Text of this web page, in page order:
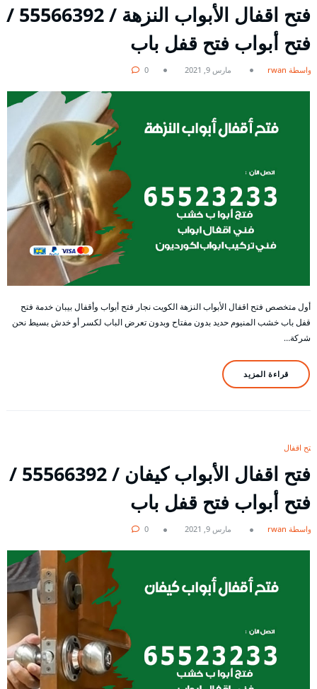
فتح اقفال الأبواب النزهة / 55566392 /
فتح أبواب فتح قفل باب
بواسطة rwan مارس 9, 2021 0
أول متخصص فتح اقفال الأبواب النزهة الكويت نجار فتح أبواب وأقفال بيبان خدمة فتح
قفل باب خشب المنيوم حديد بدون مفتاح وبدون تعرض الباب لكسر أو خدش بسيط نحن
شركة…
قراءة المزيد
فتح اقفال
فتح اقفال الأبواب كيفان / 55566392 /
فتح أبواب فتح قفل باب
بواسطة rwan مارس 9, 2021 0